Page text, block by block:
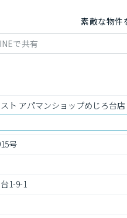
素敵な物件
で共有
ト アパマンショップめじろ台店
号
1-9-1